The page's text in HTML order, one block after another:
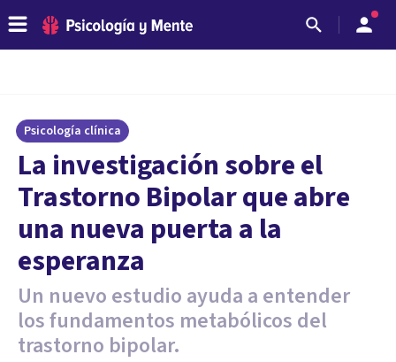
Psicología clínica
La investigación sobre el
Trastorno Bipolar que abre
una nueva puerta a la
esperanza
Un nuevo estudio ayuda a entender
los fundamentos metabólicos del
trastorno bipolar.